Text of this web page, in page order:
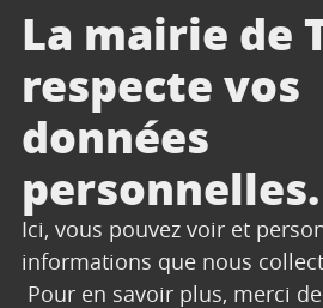
La mairie de
respecte vos
données
personnelles.
Ici, vous pouvez voir et
informations que nous
Pour en savoir plus, merci
La Provence du 9 mai 2026